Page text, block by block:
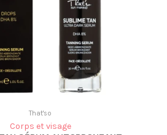
That'so
Corps et visage